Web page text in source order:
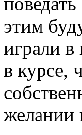
этим
играли в
в курсе,
желании